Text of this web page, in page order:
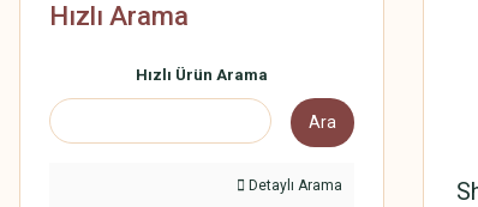
Hızlı Arama
Hızlı Ürün Arama
Ara
Detaylı Arama